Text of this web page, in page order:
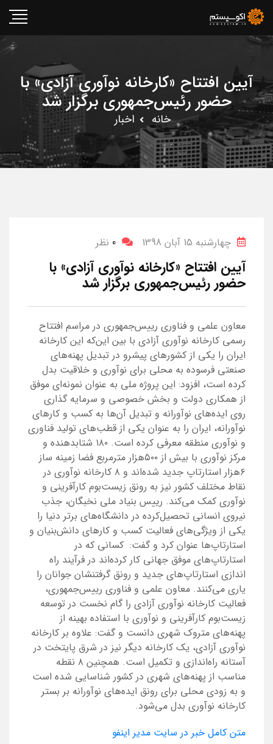
آیین افتتاح «کارخانه نوآوری آزادی» با
حضور رئیس‌جمهوری برگزار شد
خانه اخبار
چهارشنبه 15 آبان 1398 0 نظر
آیین افتتاح «کارخانه نوآوری آزادی» با
حضور رئیس‌جمهوری برگزار شد
معاون علمی و فناوری رییس‌جمهوری در مراسم افتتاح
رسمی کارخانه نوآوری آزادی با بین این‌که این کارخانه
ایران را یکی از کشورهای پیشرو در تبدیل پهنه‌های
صنعتی فرسوده به محلی برای نوآوری و خلاقیت بدل
کرده است، افزود: این پروژه ملی به عنوان نمونه‌ای موفق
از همکاری دولت و بخش خصوصی و سرمایه گذاری
روی ایده‌های نوآورانه و تبدیل آن‌ها به کسب و کارهای
نوآورانه، ایران را به عنوان یکی از قطب‌های تولید فناوری
و نوآوری منطقه معرفی کرده است. ۱۸۰ شتابدهنده و
مرکز نوآوری با بیش از ۵۰۰هزار مترمربع فضا زمینه ساز
۶هزار استارتاپ جدید شده‌اند و ۸ کارخانه نوآوری در
نقاط مختلف کشور نیز به رونق زیست‌بوم کارآفرینی و
نوآوری کمک می‌کند. رییس بنیاد ملی نخبگان، جذب
نیروی انسانی تحصیل‌کرده در دانشگاه‌های برتر دنیا را
یکی از ویژگی‌های فعالیت کسب و کارهای دانش‌بنیان و
استارتاپ‌ها عنوان کرد و گفت: ‌ کسانی که در
استارتاپ‌های موفق جهانی کار کرده‌اند در فرآیند راه
اندازی استارتاپ‌های جدید و رونق گرفتنشان جوانان را
یاری می‌کنند. معاون علمی و فناوری رییس‌جمهوری،
فعالیت کارخانه نوآوری آزادی را گام نخست در توسعه
زیست‌بوم کارآفرینی و نوآوری با استفاده بهینه از
پهنه‌های متروک شهری دانست و گفت: علاوه بر کارخانه
نوآوری آزادی، یک کارخانه دیگر نیز در شرق پایتخت در
آستانه راه‌اندازی و تکمیل است. همچنین ۸ نقطه
مناسب از پهنه‌های شهری در کشور شناسایی شده است
و به زودی محلی برای رونق ایده‌های نوآورانه بر بستر
کارخانه نوآوری بدل می‌شود.
متن کامل خبر در سایت مدیر اینفو